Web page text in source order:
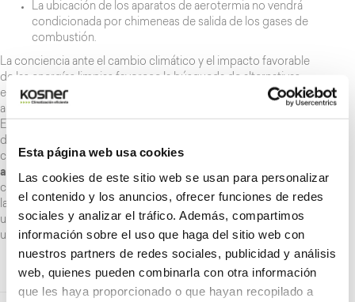
Esta página web usa cookies
Las cookies de este sitio web se usan para personalizar
el contenido y los anuncios, ofrecer funciones de redes
sociales y analizar el tráfico. Además, compartimos
información sobre el uso que haga del sitio web con
nuestros partners de redes sociales, publicidad y análisis
web, quienes pueden combinarla con otra información
que les haya proporcionado o que hayan recopilado a
La ubicación de los aparatos de aerotermia no vendrá
condicionada por chimeneas de salida de los gases de
combustión.
La conciencia ante el cambio climático y el impacto favorable
de las energías limpias favorece la búsqueda de alternativas
energéticas más sostenibles con el equilibrio del medio
ambiente y mucho más competitivas.
En este sentido, el Gobierno aprobó una serie de ayudas
dirigidas al autoconsumo y almacenamiento con renovables,
claves para el desarrollo de instalaciones de fotovoltaica,
aerotermia
o biomasa, que pueden ascender, según la
comunidad autónoma, en ayudas de hasta un 45% del coste de
la instalación y con bonificaciones a nivel fiscal, facilitando así
una oportunidad inmejorable para su instalación, propiciando
un importante ahorro económico.